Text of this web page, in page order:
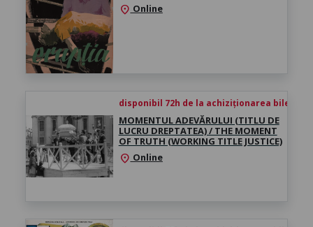
location_on Online
disponibil 72h de la achiziționarea biletului
MOMENTUL ADEVĂRULUI (TITLU DE
LUCRU DREPTATEA) / THE MOMENT
OF TRUTH (WORKING TITLE JUSTICE)
location_on Online